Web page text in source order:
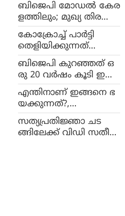
ബിജെപി മോഡൽ കേര
ളത്തിലും; മുഖ്യ തിര
ഞ്ഞെടുപ്പ് ഓഫീസർ സ
തീശന്റെ സെക്രട്ടറി
കോക്രോച്ച് പാർട്ടി
തെളിയിക്കുന്നത്
യുവാക്കളുടെ നിരാശ,
പ്രതിപക്ഷത്തിന്
മുന്നിൽ വലിയ അവസ
രമെന്ന് ശശി തരൂർ
ബിജെപി കുറഞ്ഞത് ഒ
രു 20 വർഷം കൂടി ഇന്ത്യ
ഭരിക്കും, പ്രവചന
വുമായി ആക്സിസ്
മൈ ഇന്ത്യ സ്ഥാപകൻ
പ്രദീപ് ഗുപ്ത
എന്തിനാണ് ഇങ്ങനെ ഭ
യക്കുന്നത്?,
കോക്രോച്ച് ജനതാ പാർ
ട്ടിയുടെ എക്സ് അ
ക്കൗണ്ടിന് ഇന്ത്യയിൽ
സത്യപ്രതിജ്ഞാ ചട
ങ്ങിലേക്ക് വിഡി സതീശ